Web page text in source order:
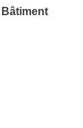
Bâtiment